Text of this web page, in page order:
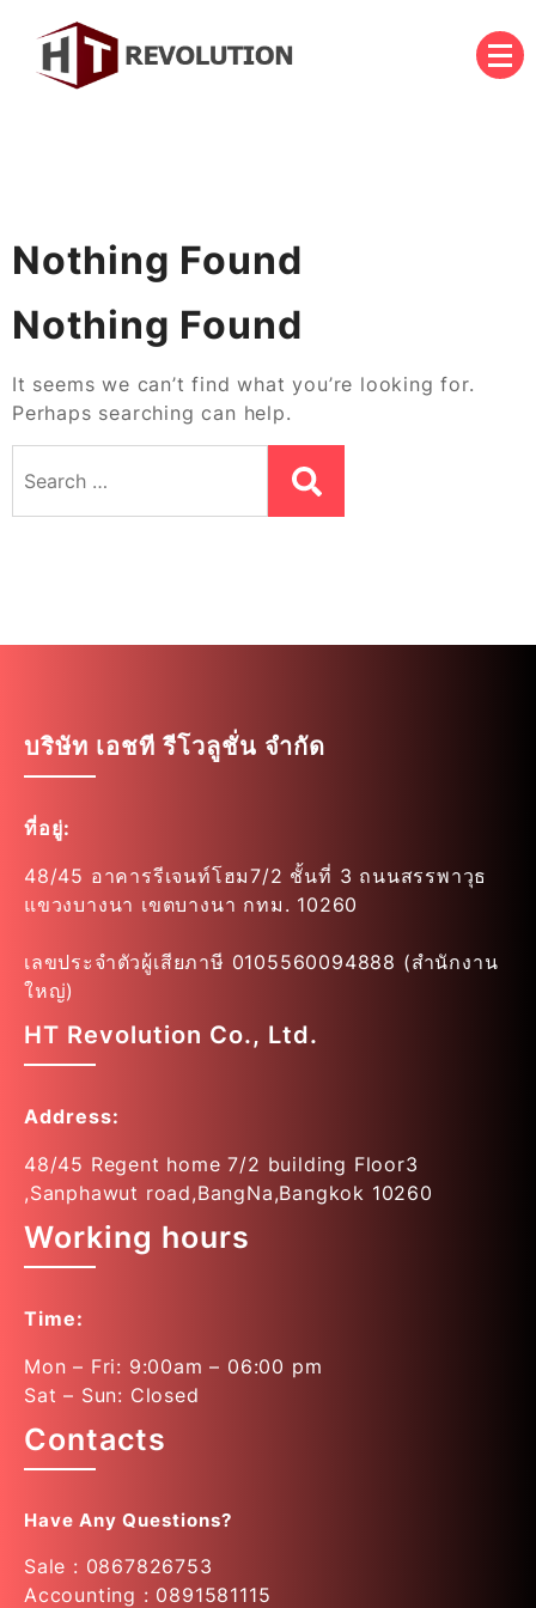
content
Nothing Found
Nothing Found
It seems we can’t find what you’re looking for.
Perhaps searching can help.
for:
บริษัท เอชที รีโวลูชั่น จำกัด
ที่อยู่:
48/45 อาคารรีเจนท์โฮม7/2 ชั้นที่ 3 ถนนสรรพาวุธ
แขวงบางนา เขตบางนา กทม. 10260
เลขประจำตัวผู้เสียภาษี 0105560094888 (สำนักงาน
ใหญ่)
HT Revolution Co., Ltd.
Address:
48/45 Regent home 7/2 building Floor3
,Sanphawut road,BangNa,Bangkok 10260
Working hours
Time:
Mon – Fri: 9:00am – 06:00 pm
Sat – Sun: Closed
Contacts
Have Any Questions?
Sale : 0867826753
Accounting : 0891581115